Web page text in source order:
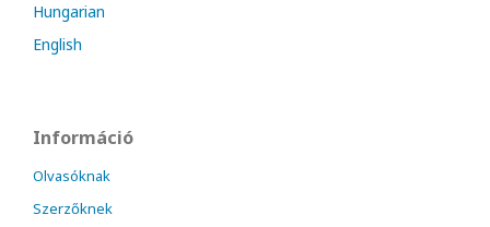
Hungarian
English
Információ
Olvasóknak
Szerzőknek